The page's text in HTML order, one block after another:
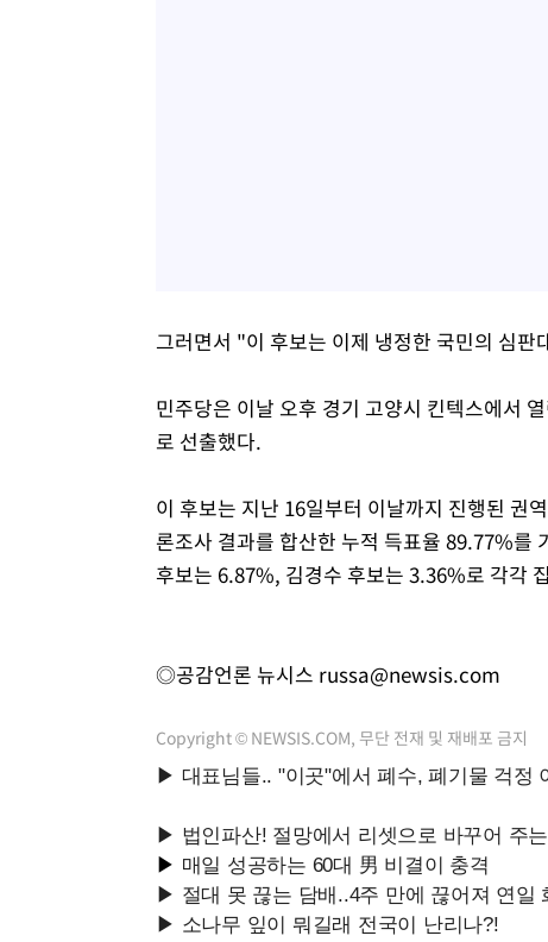
그러면서 "이 후보는 이제 냉정한 국민의 심판
민주당은 이날 오후 경기 고양시 킨텍스에서
로 선출했다.
이 후보는 지난 16일부터 이날까지 진행된 권
론조사 결과를 합산한 누적 득표율 89.77%를
후보는 6.87%, 김경수 후보는 3.36%로 각각
◎공감언론 뉴시스 russa@newsis.com
Copyright © NEWSIS.COM, 무단 전재 및 재배포 금지